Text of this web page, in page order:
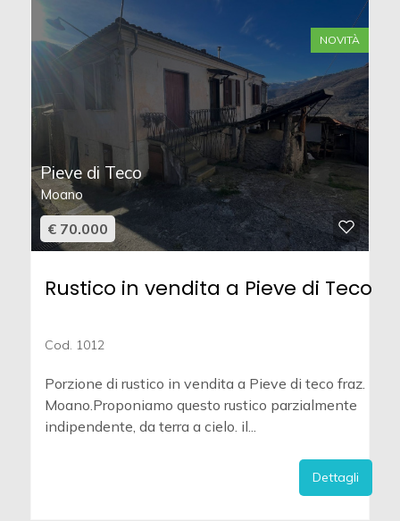
NOVITÀ
Pieve di Teco
Moano
€ 70.000
Rustico in vendita a Pieve di Teco
Cod. 1012
Porzione di rustico in vendita a Pieve di teco fraz.
Moano.Proponiamo questo rustico parzialmente
indipendente, da terra a cielo. il...
Dettagli